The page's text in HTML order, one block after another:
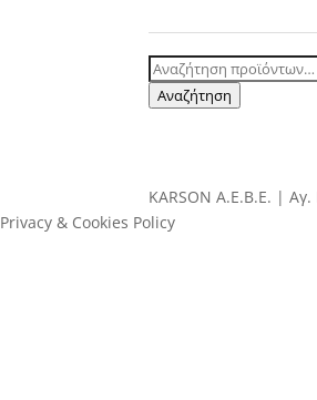
Αναζήτηση
για:
Αναζήτηση
ΚΑRSOΝ Α.E.B.E. | Αγ.
Privacy & Cookies Policy